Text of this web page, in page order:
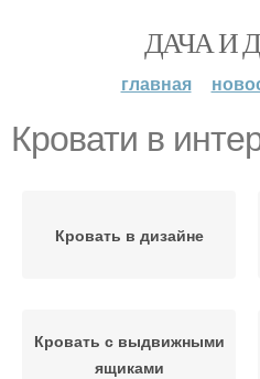
ДАЧА И
главная
Кровати в
Кровать в дизайне
Кровать с выдвижными
ящиками